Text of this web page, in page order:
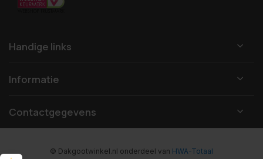
Handige links
Informatie
Contactgegevens
© Dakgootwinkel.nl onderdeel van HWA-Totaal